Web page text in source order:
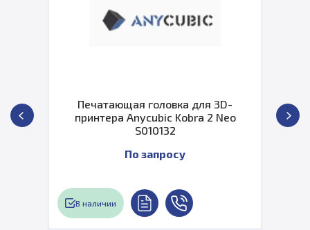
Печатающая головка для 3D-
принтера Anycubic Kobra 2 Neo
S010132
По запросу
В наличии